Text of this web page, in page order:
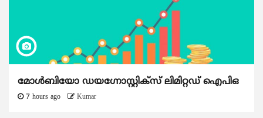
മോൾബിയോ ഡയഗ്നോസ്റ്റിക്സ് ലിമിറ്റഡ് ഐപിഒ
7 hours ago Kumar